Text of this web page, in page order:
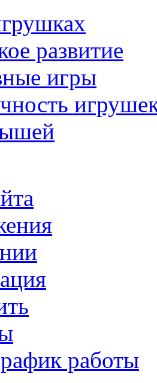
развитие
игры
работы